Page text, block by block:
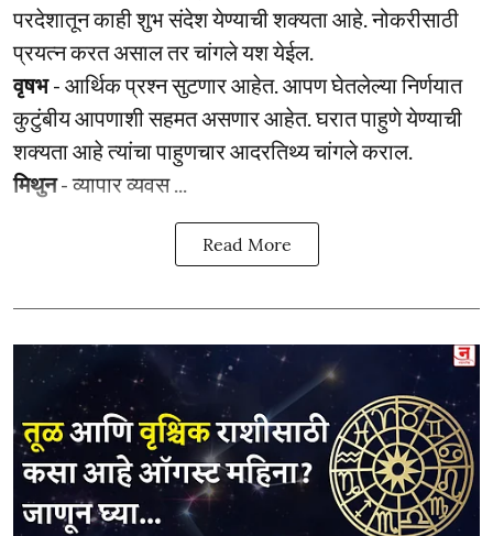
परदेशातून काही शुभ संदेश येण्याची शक्यता आहे. नोकरीसाठी
प्रयत्न करत असाल तर चांगले यश येईल.
वृषभ- आर्थिक प्रश्‍न सुटणार आहेत. आपण घेतलेल्या निर्णयात
कुटुंबीय आपणाशी सहमत असणार आहेत. घरात पाहुणे येण्याची
शक्यता आहे त्यांचा पाहुणचार आदरतिथ्य चांगले कराल.
मिथुन- व्यापार व्यवस ...
Read More